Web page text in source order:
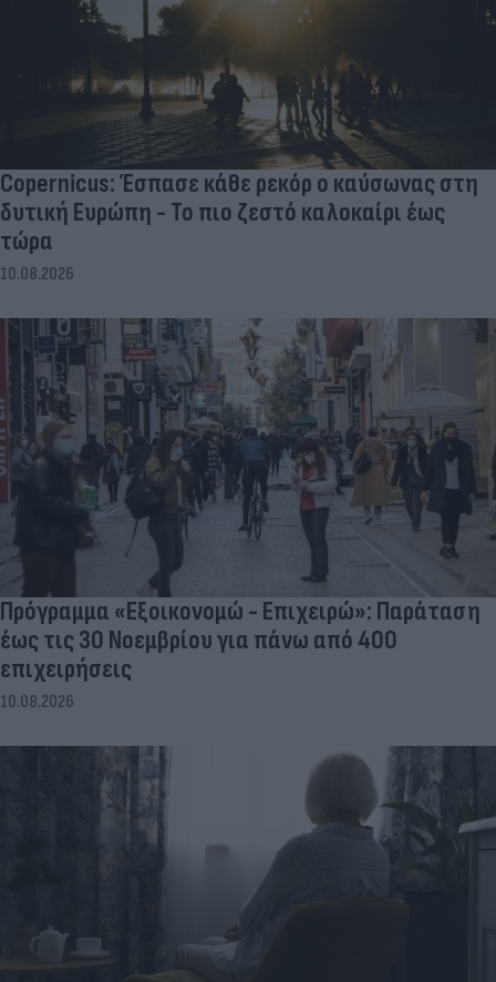
Copernicus: Έσπασε κάθε ρεκόρ ο καύσωνας στη
δυτική Ευρώπη - Το πιο ζεστό καλοκαίρι έως
τώρα
10.08.2026
Πρόγραμμα «Εξοικονομώ - Επιχειρώ»: Παράταση
έως τις 30 Νοεμβρίου για πάνω από 400
επιχειρήσεις
10.08.2026